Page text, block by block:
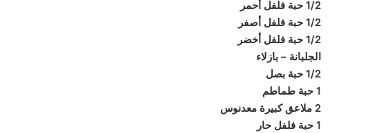
1/2 حبة فلفل أحمر
1/2 حبة فلفل أصفر
1/2 حبة فلفل أخضر
الجلبانة – بازلاء
1/2 حبة بصل
1 حبة طماطم
2 ملاعق كبيرة معدنوس
1 حبة فلفل حار